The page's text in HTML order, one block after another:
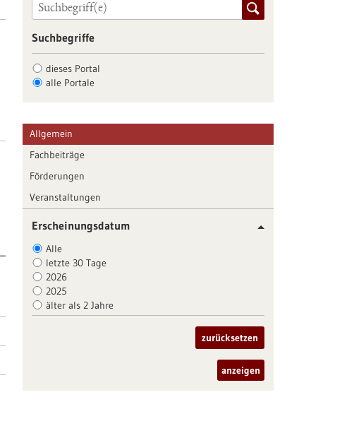
Suchbegriffe
dieses Portal
alle Portale
Allgemein
Fachbeiträge
Förderungen
Veranstaltungen
Erscheinungsdatum
Alle
letzte 30 Tage
2026
2025
älter als 2 Jahre
zurücksetzen
anzeigen